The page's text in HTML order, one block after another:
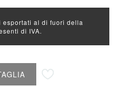
al di fuori della
di IVA.